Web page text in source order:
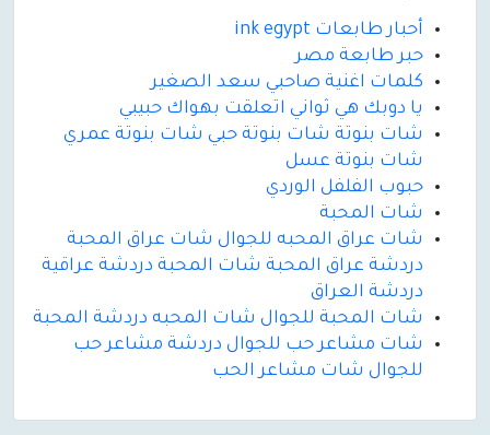
أحبار طابعات ink egypt
حبر طابعة مصر
كلمات اغنية صاحبي سعد الصغير
يا دوبك هي ثواني اتعلقت بهواك حبيبي
شات بنوتة شات بنوتة حبي شات بنوتة عمري
شات بنوتة عسل
حبوب الفلفل الوردي
شات المحبة
شات عراق المحبه للجوال شات عراق المحبة
دردشة عراق المحبة شات المحبة دردشة عراقية
دردشة العراق
شات المحبة للجوال شات المحبه دردشة المحبة
شات مشاعر حب للجوال دردشة مشاعر حب
للجوال شات مشاعر الحب